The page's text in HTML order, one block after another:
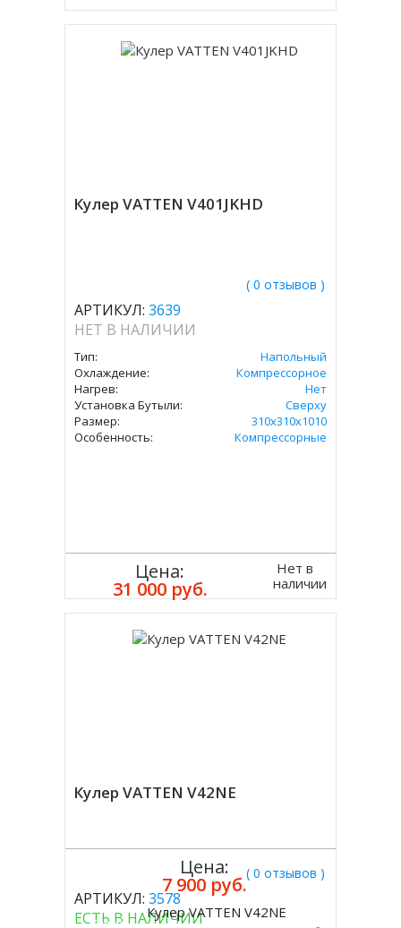
Кулер VATTEN V401JKHD
( 0 отзывов )
АРТИКУЛ: 3639
НЕТ В НАЛИЧИИ
Тип:
Напольный
Охлаждение:
Компрессорное
Нагрев:
Нет
Установка Бутыли:
Сверху
Размер:
310х310х1010
Особенность:
Компрессорные
Цена:
31 000 руб.
Нет в
наличии
Кулер VATTEN V42NE
( 0 отзывов )
АРТИКУЛ: 3578
ЕСТЬ В НАЛИЧИИ
Цена:
7 900 руб.
Купить
Кулер VATTEN V42NE